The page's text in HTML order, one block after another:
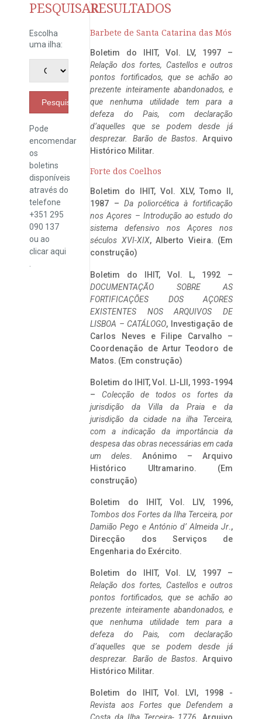
PESQUISAR
Escolha
uma ilha:
Pesquisar
Pode
encomendar
os
boletins
disponíveis
através do
telefone
+351 295
090 137
ou ao
clicaraqui
RESULTADOS
Barbete de Santa Catarina das Mós
Boletim do IHIT, Vol. LV, 1997 –
Relação dos fortes, Castellos e outros
pontos fortificados, que se achão ao
prezente inteiramente abandonados, e
que nenhuma utilidade tem para a
defeza do Pais, com declaração
d’aquelles que se podem desde já
desprezar. Barão de Bastos. Arquivo
Histórico Militar.
Forte dos Coelhos
Boletim do IHIT, Vol. XLV, Tomo II,
1987 – Da poliorcética à fortificação
nos Açores – Introdução ao estudo do
sistema defensivo nos Açores nos
séculos XVI-XIX, Alberto Vieira. (Em
construção)
Boletim do IHIT, Vol. L, 1992 –
DOCUMENTAÇÃO SOBRE AS
FORTIFICAÇÕES DOS AÇORES
EXISTENTES NOS ARQUIVOS DE
LISBOA – CATÁLOGO, Investigação de
Carlos Neves e Filipe Carvalho –
Coordenação de Artur Teodoro de
Matos. (Em construção)
Boletim do IHIT, Vol. LI-LII, 1993-1994
– Colecção de todos os fortes da
jurisdição da Villa da Praia e da
jurisdição da cidade na ilha Terceira,
com a indicação da importância da
despesa das obras necessárias em cada
um deles. Anónimo – Arquivo
Histórico Ultramarino. (Em
construção)
Boletim do IHIT, Vol. LIV, 1996,
Tombos dos Fortes da Ilha Terceira, por
Damião Pego e António d’ Almeida Jr.,
Direcção dos Serviços de
Engenharia do Exército.
Boletim do IHIT, Vol. LV, 1997 –
Relação dos fortes, Castellos e outros
pontos fortificados, que se achão ao
prezente inteiramente abandonados, e
que nenhuma utilidade tem para a
defeza do Pais, com declaração
d’aquelles que se podem desde já
desprezar. Barão de Bastos. Arquivo
Histórico Militar.
Boletim do IHIT, Vol. LVI, 1998 -
Revista aos Fortes que Defendem a